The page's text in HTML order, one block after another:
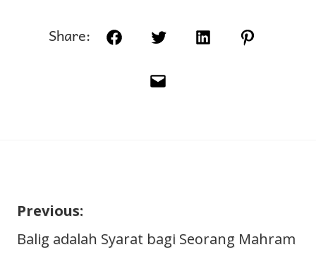
Share: FacebookTwitterLinkedInPinterest
Email
Navigasi
Previous:
Balig adalah Syarat bagi Seorang Mahram